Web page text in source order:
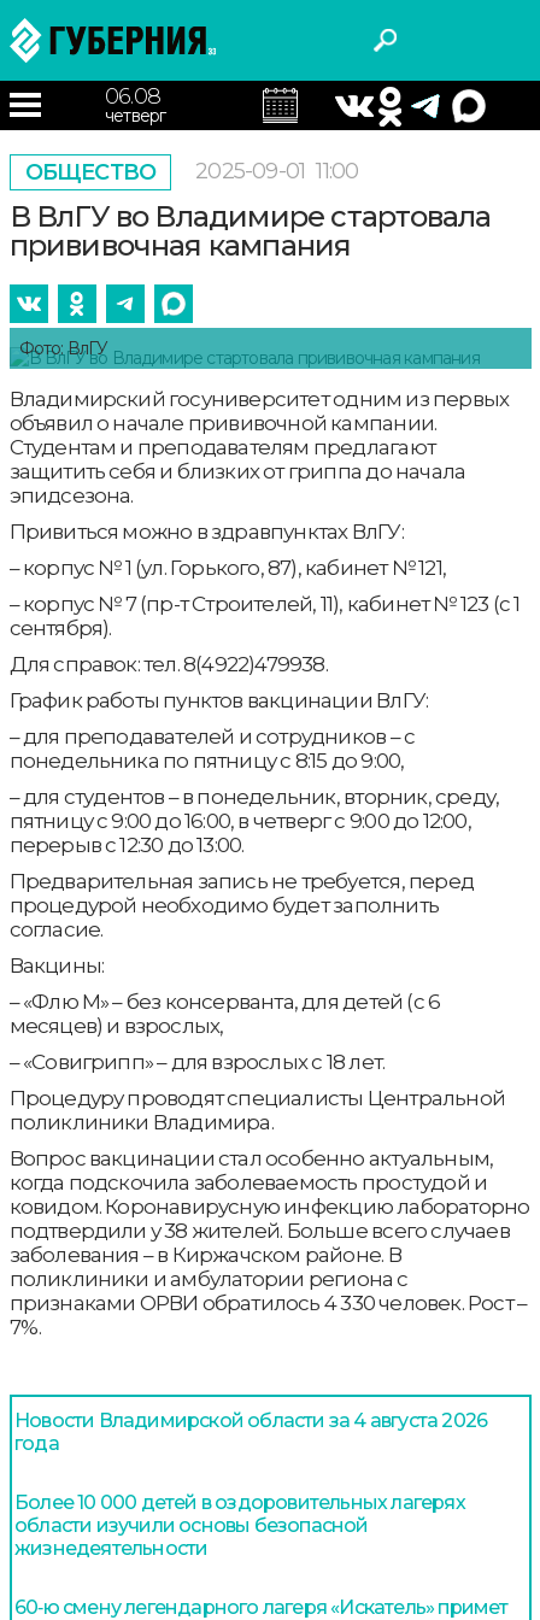
06.08
четверг
ОБЩЕСТВО 2025-09-01 11:00
В ВлГУ во Владимире стартовала
прививочная кампания
Фото: ВлГУ
Владимирский госуниверситет одним из первых
объявил о начале прививочной кампании.
Студентам и преподавателям предлагают
защитить себя и близких от гриппа до начала
эпидсезона.
Привиться можно в здравпунктах ВлГУ:
– корпус № 1 (ул. Горького, 87), кабинет № 121,
– корпус № 7 (пр-т Строителей, 11), кабинет № 123 (с 1
сентября).
Для справок: тел. 8(4922)479938.
График работы пунктов вакцинации ВлГУ:
– для преподавателей и сотрудников – с
понедельника по пятницу с 8:15 до 9:00,
– для студентов – в понедельник, вторник, среду,
пятницу с 9:00 до 16:00, в четверг с 9:00 до 12:00,
перерыв с 12:30 до 13:00.
Предварительная запись не требуется, перед
процедурой необходимо будет заполнить
согласие.
Вакцины:
– «Флю М» – без консерванта, для детей (с 6
месяцев) и взрослых,
– «Совигрипп» – для взрослых с 18 лет.
Процедуру проводят специалисты Центральной
поликлиники Владимира.
Вопрос вакцинации стал особенно актуальным,
когда подскочила заболеваемость простудой и
ковидом. Коронавирусную инфекцию лабораторно
подтвердили у 38 жителей. Больше всего случаев
заболевания – в Киржачском районе. В
поликлиники и амбулатории региона с
признаками ОРВИ обратилось 4 330 человек. Рост –
7%.
Новости Владимирской области за 4 августа 2026
года
Более 10 000 детей в оздоровительных лагерях
области изучили основы безопасной
жизнедеятельности
60‑ю смену легендарного лагеря «Искатель» примет